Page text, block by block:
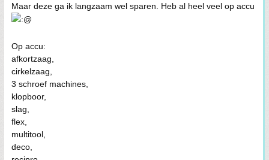
Maar deze ga ik langzaam wel sparen. Heb al heel veel op accu
Op accu:
afkortzaag,
cirkelzaag,
3 schroef machines,
klopboor,
slag,
flex,
multitool,
deco,